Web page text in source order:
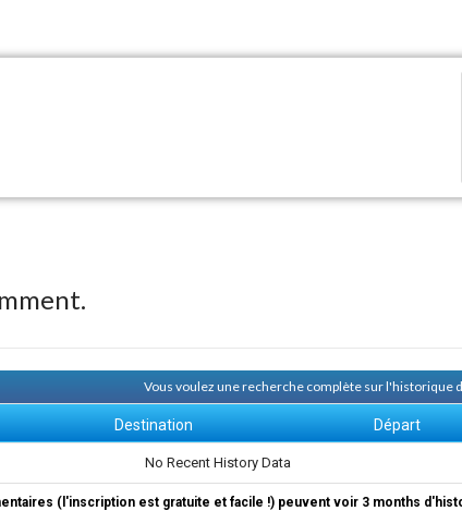
Vous voulez une recherche complète sur l'historique
Destination Départ
No Recent History Data
(l'inscription est gratuite et facile !) peuvent voir 3 months